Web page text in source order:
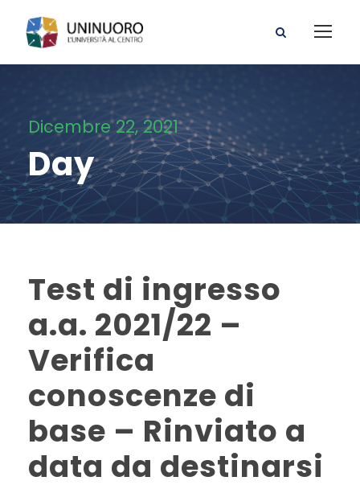
Dicembre 22, 2021
Day
Test di ingresso
a.a. 2021/22 –
Verifica
conoscenze di
base – Rinviato a
data da destinarsi